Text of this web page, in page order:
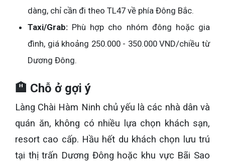
dàng, chỉ cần đi theo TL47 về phía Đông Bắc.
Taxi/Grab: Phù hợp cho nhóm đông hoặc gia
đình, giá khoảng 250.000 - 350.000 VND/chiều từ
Dương Đông.
🏨 Chỗ ở gợi ý
Làng Chài Hàm Ninh chủ yếu là các nhà dân và
quán ăn, không có nhiều lựa chọn khách sạn,
resort cao cấp. Hầu hết du khách chọn lưu trú
tại thị trấn Dương Đông hoặc khu vực Bãi Sao